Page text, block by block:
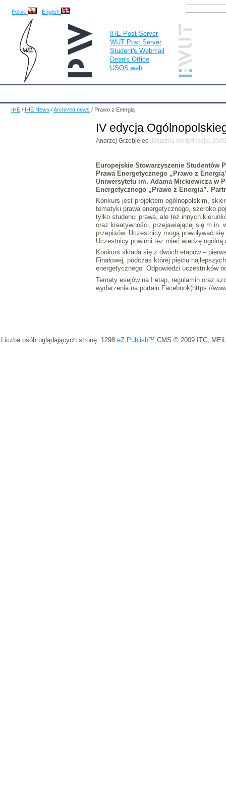
Polski English
IHE Post Server
WUT Post Server
Student's Webmail
Dean's Office
USOS web
IHE / IHE News /Archived news / Prawo z Energią
IV edycja
Andrzej Grzebielec Ostatnia modyfikacja: 20/
Europejskie Stowarzyszenie Studentów
Prawa Energetycznego „Prawo z
Uniwersytetu im. Adama Mickiewicza w
Energetycznego „Prawo z Energia”.
Konkurs jest projektem ogólnopolskim,
tematyki prawa energetycznego, szeroko
tylko studenci prawa, ale też innych
oraz kreatywności, przejawiającej się m.in.
przepisów. Uczestnicy mogą powoływać
Uczestnicy powinni też mieć wiedzę
Konkurs składa się z dwóch etapów –
Finałowej, podczas której pięciu
energetycznego. Odpowiedzi uczestników
Tematy esejów na I etap, regulamin oraz
wydarzenia na portalu Facebook(https://
Liczba osób oglądających stronę: 1298 eZ Publish™ CMS © 2009 ITC,